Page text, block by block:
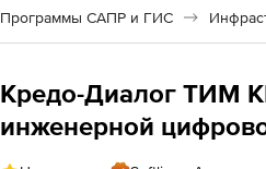
Программы САПР и ГИС
Кредо-Диалог ТИМ
инженерной
инженерно-